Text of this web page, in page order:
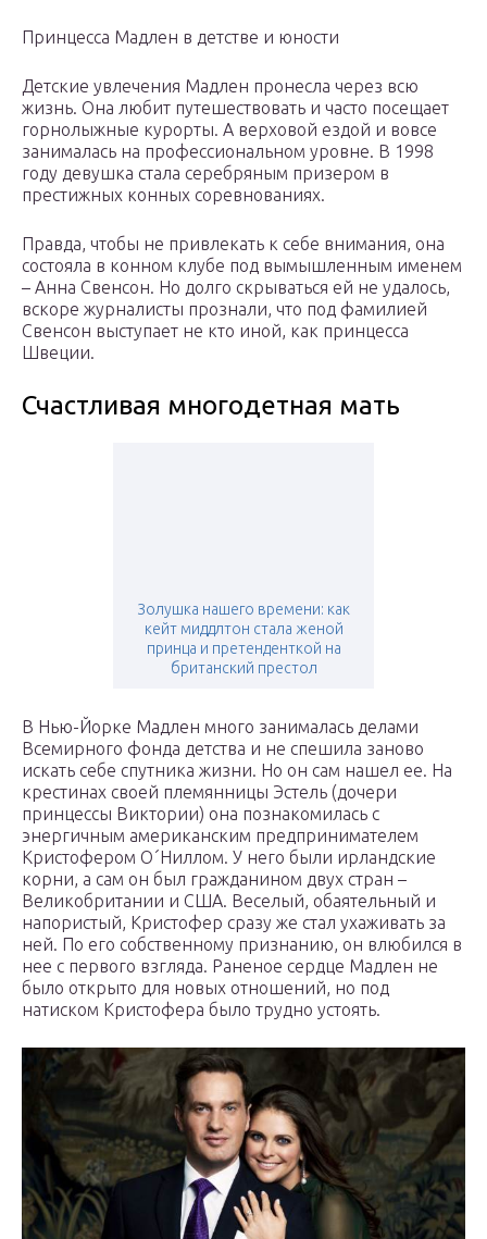
Принцесса Мадлен в детстве и юности
Детские увлечения Мадлен пронесла через всю
жизнь. Она любит путешествовать и часто посещает
горнолыжные курорты. А верховой ездой и вовсе
занималась на профессиональном уровне. В 1998
году девушка стала серебряным призером в
престижных конных соревнованиях.
Правда, чтобы не привлекать к себе внимания, она
состояла в конном клубе под вымышленным именем
– Анна Свенсон. Но долго скрываться ей не удалось,
вскоре журналисты прознали, что под фамилией
Свенсон выступает не кто иной, как принцесса
Швеции.
Счастливая многодетная мать
Золушка нашего времени: как
кейт миддлтон стала женой
принца и претенденткой на
британский престол
В Нью-Йорке Мадлен много занималась делами
Всемирного фонда детства и не спешила заново
искать себе спутника жизни. Но он сам нашел ее. На
крестинах своей племянницы Эстель (дочери
принцессы Виктории) она познакомилась с
энергичным американским предпринимателем
Кристофером О´Ниллом. У него были ирландские
корни, а сам он был гражданином двух стран –
Великобритании и США. Веселый, обаятельный и
напористый, Кристофер сразу же стал ухаживать за
ней. По его собственному признанию, он влюбился в
нее с первого взгляда. Раненое сердце Мадлен не
было открыто для новых отношений, но под
натиском Кристофера было трудно устоять.